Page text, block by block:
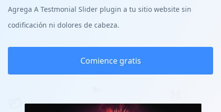
Agrega A Testmonial Slider plugin a tu sitio website sin
codificación ni dolores de cabeza.
Comience gratis